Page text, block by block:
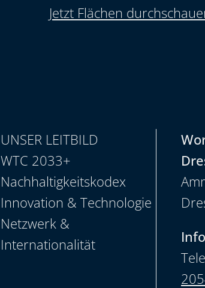
Jetzt Flächen
UNSER LEITBILD
WTC 2033+
Nachhaltigkeitskodex
Innovation & Technologie
Netzwerk &
Internationalität